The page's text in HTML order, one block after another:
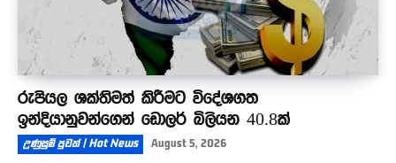
රුපියල ශක්තිමත් කිරීමට විදේශගත
ඉන්දියානුවන්ගෙන් ඩොලර් බිලියන 40.8ක්
උණුසුම් පුවත් | Hot News August 5, 2026